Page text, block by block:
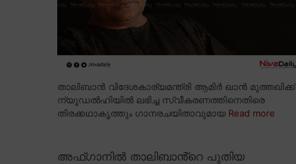
താലിബാൻ വിദേശകാര്യമന്ത്രി ആമിർ ഖാൻ മുത്തഖിക്ക്
ന്യൂഡൽഹിയിൽ ലഭിച്ച സ്വീകരണത്തിനെതിരെ
തിരക്കഥാകൃത്തും ഗാനരചയിതാവുമായ Read more
അഫ്ഗാനിൽ താലിബാൻ്റെ പുതിയ